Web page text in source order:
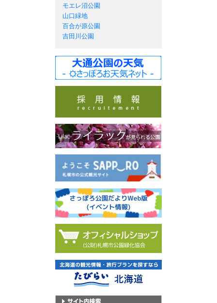
モエレ沼公園
山口緑地
百合が原公園
吉田川公園